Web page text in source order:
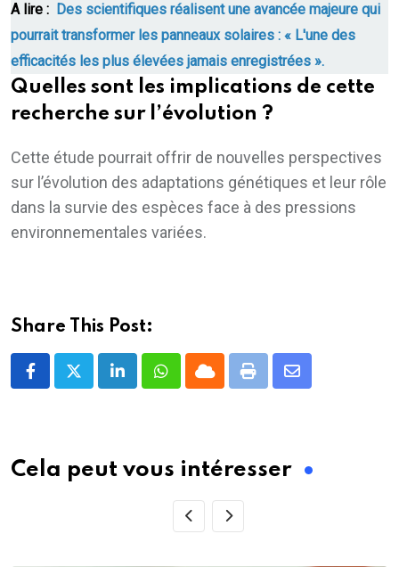
A lire : Des scientifiques réalisent une avancée majeure qui
pourrait transformer les panneaux solaires : « L'une des
efficacités les plus élevées jamais enregistrées ».
Quelles sont les implications de cette
recherche sur l’évolution ?
Cette étude pourrait offrir de nouvelles perspectives
sur l’évolution des adaptations génétiques et leur rôle
dans la survie des espèces face à des pressions
environnementales variées.
Share This Post:
LinkedInWhatsappCloudPrint
Share
Cela peut vous intéresser